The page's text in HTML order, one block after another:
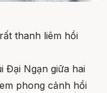
thanh liêm hồi
Đại Ngạn giữa hai
phong cảnh hồi